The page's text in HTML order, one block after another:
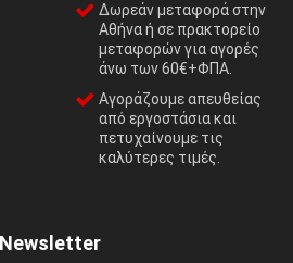
Δωρεάν μεταφορά στην
Αθήνα ή σε πρακτορείο
μεταφορών για αγορές
άνω των 60€+ΦΠΑ.
Αγοράζουμε απευθείας
από εργοστάσια και
πετυχαίνουμε τις
καλύτερες τιμές.
Newsletter